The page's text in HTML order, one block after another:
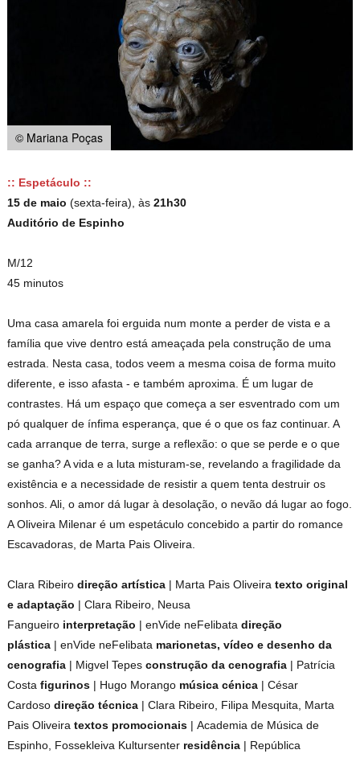
© Mariana Poças
:: Espetáculo ::
15 de maio (sexta-feira), às 21h30
Auditório de Espinho
M/12
45 minutos
Uma casa amarela foi erguida num monte a perder de vista e a
família que vive dentro está ameaçada pela construção de uma
estrada. Nesta casa, todos veem a mesma coisa de forma muito
diferente, e isso afasta - e também aproxima. É um lugar de
contrastes. Há um espaço que começa a ser esventrado com um
pó qualquer de ínfima esperança, que é o que os faz continuar. A
cada arranque de terra, surge a reflexão: o que se perde e o que
se ganha? A vida e a luta misturam-se, revelando a fragilidade da
existência e a necessidade de resistir a quem tenta destruir os
sonhos. Ali, o amor dá lugar à desolação, o nevão dá lugar ao fogo.
A Oliveira Milenar é um espetáculo concebido a partir do romance
Escavadoras, de Marta Pais Oliveira.
Clara Ribeirodireção artística | Marta Pais Oliveiratexto original
e adaptação | Clara Ribeiro, Neusa
Fangueiro interpretação | enVide neFelibatadireção
plástica | enVide neFelibata marionetas, vídeo e desenho da
cenografia | Migvel Tepes construção da cenografia | Patrícia
Costafigurinos | Hugo Morango música cénica | César
Cardosodireção técnica | Clara Ribeiro, Filipa Mesquita, Marta
Pais Oliveiratextos promocionais | Academia de Música de
Espinho, Fossekleiva Kultursenter residência | República